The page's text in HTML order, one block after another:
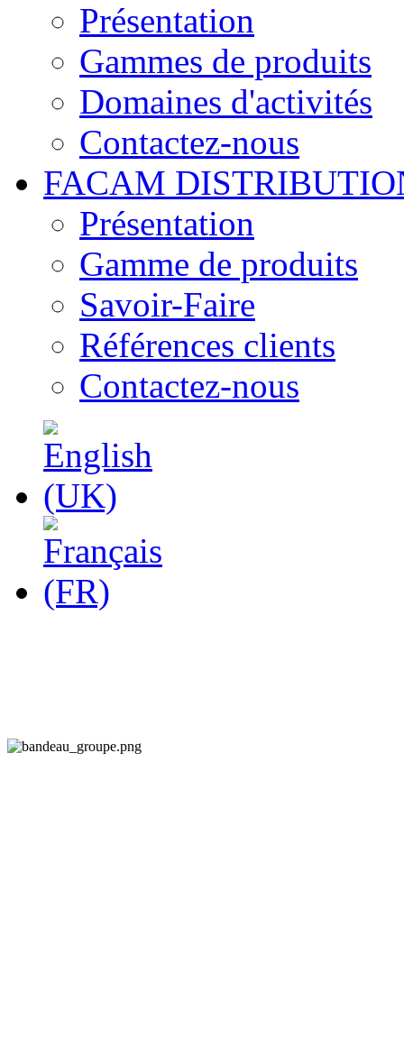
Présentation
Gammes de produits
Domaines d'activités
Contactez-nous
FACAM
Présentation
Gamme de produits
Savoir-Faire
Références clients
Contactez-nous